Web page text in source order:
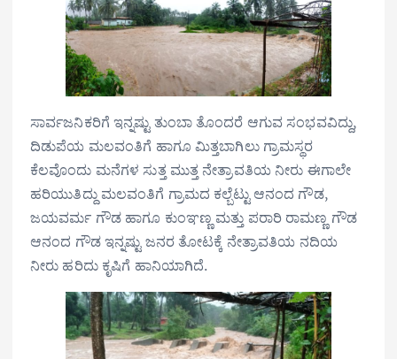
ಸಾರ್ವಜನಿಕರಿಗೆ ಇನ್ನಷ್ಟು ತುಂಬಾ ತೊಂದರೆ ಆಗುವ ಸಂಭವವಿದ್ದು,
ದಿಡುಪೆಯ ಮಲವಂತಿಗೆ ಹಾಗೂ ಮಿತ್ತಬಾಗಿಲು ಗ್ರಾಮಸ್ಥರ
ಕೆಲವೊಂದು ಮನೆಗಳ ಸುತ್ತ ಮುತ್ತ ನೇತ್ರಾವತಿಯ ನೀರು ಈಗಾಲೇ
ಹರಿಯುತಿದ್ದು ಮಲವಂತಿಗೆ ಗ್ರಾಮದ ಕಲ್ಬೆಟ್ಟು ಆನಂದ ಗೌಡ,
ಜಯವರ್ಮ ಗೌಡ ಹಾಗೂ ಕುಂಞಣ್ಣ ಮತ್ತು ಪರಾರಿ ರಾಮಣ್ಣ ಗೌಡ
ಆನಂದ ಗೌಡ ಇನ್ನಷ್ಟು ಜನರ ತೋಟಕ್ಕೆ ನೇತ್ರಾವತಿಯ ನದಿಯ
ನೀರು ಹರಿದು ಕೃಷಿಗೆ ಹಾನಿಯಾಗಿದೆ.